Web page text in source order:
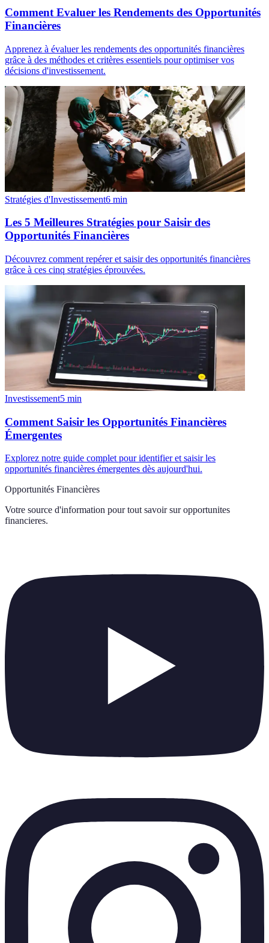
Comment Evaluer les Rendements des Opportunités
Financières
Apprenez à évaluer les rendements des opportunités financières
grâce à des méthodes et critères essentiels pour optimiser vos
décisions d'investissement.
Stratégies d'Investissement6 min
Les 5 Meilleures Stratégies pour Saisir des
Opportunités Financières
Découvrez comment repérer et saisir des opportunités financières
grâce à ces cinq stratégies éprouvées.
Investissement5 min
Comment Saisir les Opportunités Financières
Émergentes
Explorez notre guide complet pour identifier et saisir les
opportunités financières émergentes dès aujourd'hui.
Opportunités Financières
Votre source d'information pour tout savoir sur opportunites
financieres.